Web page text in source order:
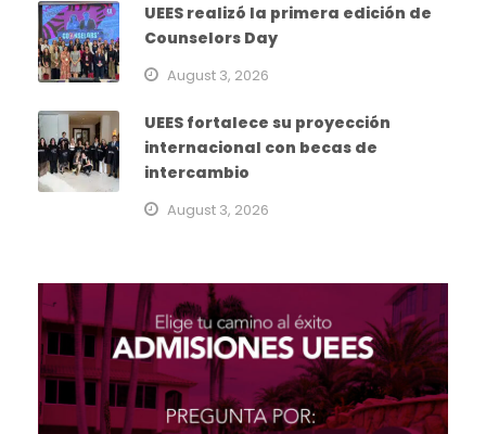
UEES realizó la primera edición de
Counselors Day
August 3, 2026
UEES fortalece su proyección
internacional con becas de
intercambio
August 3, 2026